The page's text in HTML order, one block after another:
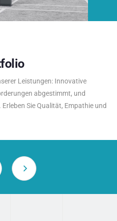
Leistungen: Innovative
abgestimmt, und
Sie Qualität, Empathie und